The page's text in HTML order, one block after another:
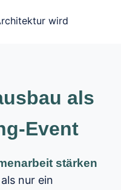
wird
als
Event
stärken
nur ein